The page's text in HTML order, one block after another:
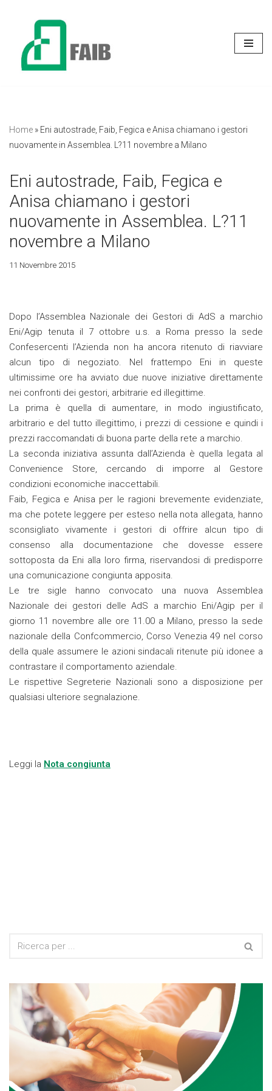
contenuto
Home » Eni autostrade, Faib, Fegica e Anisa chiamano i gestori
nuovamente in Assemblea. L?11 novembre a Milano
Eni autostrade, Faib, Fegica e
Anisa chiamano i gestori
nuovamente in Assemblea. L?11
novembre a Milano
11 Novembre 2015
Dopo l’Assemblea Nazionale dei Gestori di AdS a marchio
Eni/Agip tenuta il 7 ottobre u.s. a Roma presso la sede
Confesercenti l’Azienda non ha ancora ritenuto di riavviare
alcun tipo di negoziato. Nel frattempo Eni in queste
ultimissime ore ha avviato due nuove iniziative direttamente
nei confronti dei gestori, arbitrarie ed illegittime.
La prima è quella di aumentare, in modo ingiustificato,
arbitrario e del tutto illegittimo, i prezzi di cessione e quindi i
prezzi raccomandati di buona parte della rete a marchio.
La seconda iniziativa assunta dall’Azienda è quella legata al
Convenience Store, cercando di imporre al Gestore
condizioni economiche inaccettabili.
Faib, Fegica e Anisa per le ragioni brevemente evidenziate,
ma che potete leggere per esteso nella nota allegata, hanno
sconsigliato vivamente i gestori di offrire alcun tipo di
consenso alla documentazione che dovesse essere
sottoposta da Eni alla loro firma, riservandosi di predisporre
una comunicazione congiunta apposita.
Le tre sigle hanno convocato una nuova Assemblea
Nazionale dei gestori delle AdS a marchio Eni/Agip per il
giorno 11 novembre alle ore 11.00 a Milano, presso la sede
nazionale della Confcommercio, Corso Venezia 49 nel corso
della quale assumere le azioni sindacali ritenute più idonee a
contrastare il comportamento aziendale.
Le rispettive Segreterie Nazionali sono a disposizione per
qualsiasi ulteriore segnalazione.
Leggi la Nota congiunta